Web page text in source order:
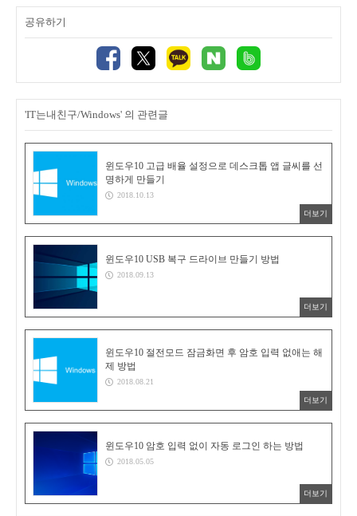
공유하기
'IT는내친구/Windows' 의 관련글
윈도우10 고급 배율 설정으로 데스크톱 앱 글씨를 선
명하게 만들기
2018.10.13
더보기
윈도우10 USB 복구 드라이브 만들기 방법
2018.09.13
더보기
윈도우10 절전모드 잠금화면 후 암호 입력 없애는 해
제 방법
2018.08.21
더보기
윈도우10 암호 입력 없이 자동 로그인 하는 방법
2018.05.05
더보기